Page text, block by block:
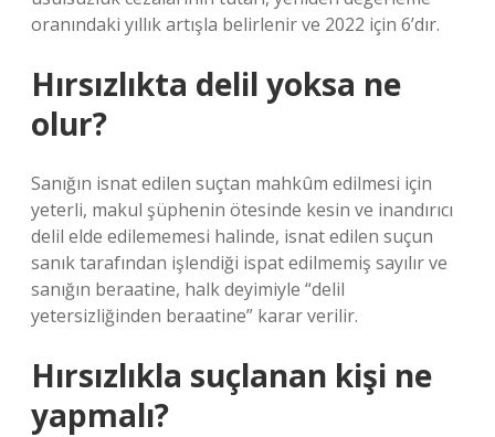
oranındaki yıllık artışla belirlenir ve 2022 için 6’dır.
Hırsızlıkta delil yoksa ne
olur?
Sanığın isnat edilen suçtan mahkûm edilmesi için
yeterli, makul şüphenin ötesinde kesin ve inandırıcı
delil elde edilememesi halinde, isnat edilen suçun
sanık tarafından işlendiği ispat edilmemiş sayılır ve
sanığın beraatine, halk deyimiyle “delil
yetersizliğinden beraatine” karar verilir.
Hırsızlıkla suçlanan kişi ne
yapmalı?